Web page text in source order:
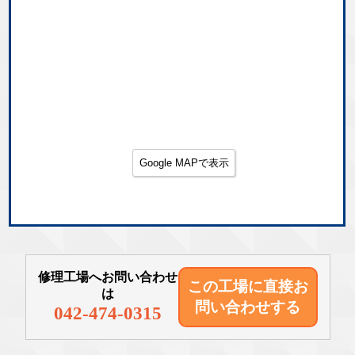
Google MAPで表示
修理工場へお問い合わせ
は
042-474-0315
この工場に直接お
問い合わせする